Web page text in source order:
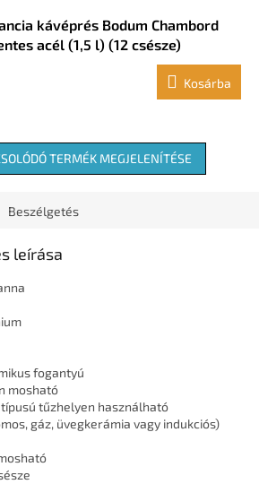
kávéprés Bodum Chambord
acél (1,5 l) (12 csésze)
Kosárba
TERMÉK MEGJELENÍTÉSE
Beszélgetés
leírása
fogantyú
mosható
tűzhelyen használható
gáz, üvegkerámia vagy indukciós)